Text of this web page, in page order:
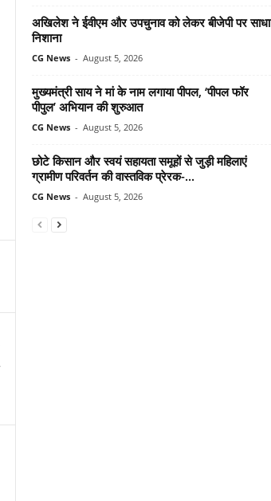
अखिलेश ने ईवीएम और उपचुनाव को लेकर बीजेपी पर साधा
निशाना
CG News - August 5, 2026
मुख्यमंत्री साय ने मां के नाम लगाया पीपल, ‘पीपल फॉर
पीपुल’ अभियान की शुरुआत
CG News - August 5, 2026
छोटे किसान और स्वयं सहायता समूहों से जुड़ी महिलाएं
ग्रामीण परिवर्तन की वास्तविक प्रेरक-...
CG News - August 5, 2026